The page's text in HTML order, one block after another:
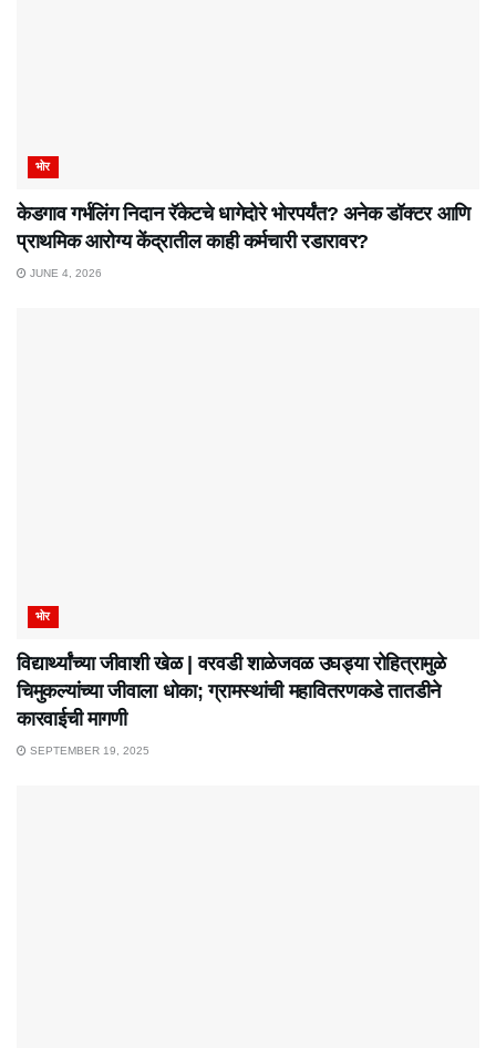
भोर
केडगाव गर्भलिंग निदान रॅकेटचे धागेदोरे भोरपर्यंत? अनेक डॉक्टर आणि
प्राथमिक आरोग्य केंद्रातील काही कर्मचारी रडारावर?
JUNE 4, 2026
भोर
विद्यार्थ्यांच्या जीवाशी खेळ | वरवडी शाळेजवळ उघड्या रोहित्रामुळे
चिमुकल्यांच्या जीवाला धोका; ग्रामस्थांची महावितरणकडे तातडीने
कारवाईची मागणी
SEPTEMBER 19, 2025